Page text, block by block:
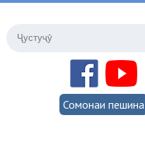
Сомонаи пешина